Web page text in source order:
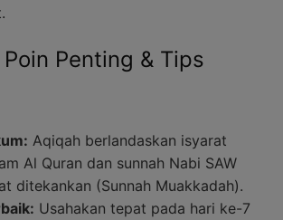
Penting & Tips
Aqiqah berlandaskan isyarat
Al Quran dan sunnah Nabi SAW
ditekankan (Sunnah Muakkadah).
Usahakan tepat pada hari ke-7